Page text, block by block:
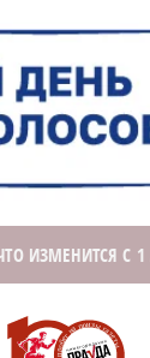
ИЗМЕНИТСЯ С 1